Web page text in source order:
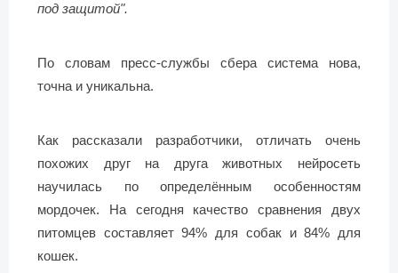
под защитой".
По словам пресс-службы сбера система нова,
точна и уникальна.
Как рассказали разработчики, отличать очень
похожих друг на друга животных нейросеть
научилась по определённым особенностям
мордочек. На сегодня качество сравнения двух
питомцев составляет 94% для собак и 84% для
кошек.